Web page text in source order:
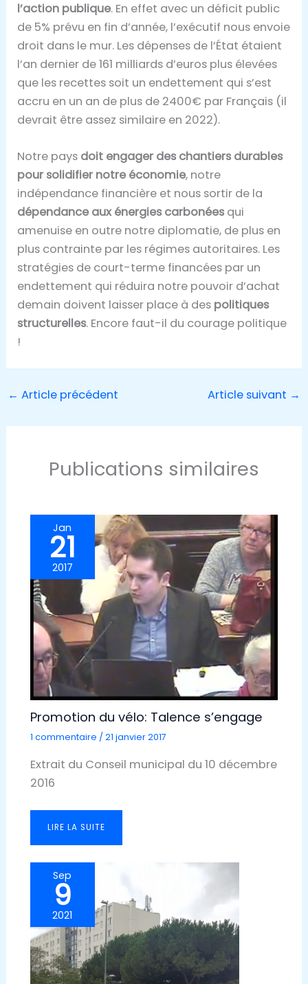
l’action publique. En effet avec un déficit public
de 5% prévu en fin d’année, l’exécutif nous envoie
droit dans le mur. Les dépenses de l’État étaient
l’an dernier de 161 milliards d’euros plus élevées
que les recettes soit un endettement qui s’est
accru en un an de plus de 2400€ par Français (il
devrait être assez similaire en 2022).
Notre pays doit engager des chantiers durables
pour solidifier notre économie, notre
indépendance financière et nous sortir de la
dépendance aux énergies carbonées qui
amenuise en outre notre diplomatie, de plus en
plus contrainte par les régimes autoritaires. Les
stratégies de court-terme financées par un
endettement qui réduira notre pouvoir d’achat
demain doivent laisser place à des politiques
structurelles. Encore faut-il du courage politique
!
← Article précédent Article suivant →
Publications similaires
Jan
21
2017
Promotion du vélo: Talence s’engage
1 commentaire / 21 janvier 2017
Extrait du Conseil municipal du 10 décembre
2016
LIRE LA SUITE
Sep
9
2021